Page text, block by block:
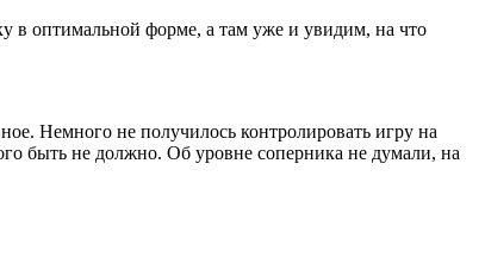
в оптимальной форме, а там уже и увидим, на что
Немного не получилось контролировать игру на
быть не должно. Об уровне соперника не думали, на